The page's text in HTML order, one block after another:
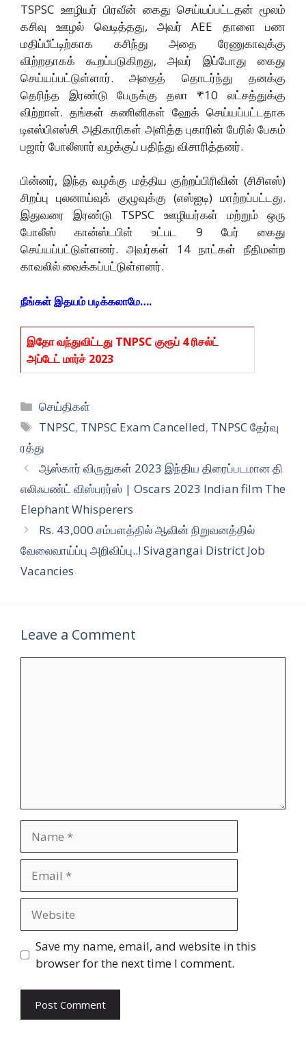
TSPSC ஊழியர் பிரவீன் கைது செய்யப்பட்டதன் மூலம்
கசிவு ஊழல் வெடித்தது, அவர் AEE தாளை பண
மதிப்பீட்டிற்காக கசிந்து அதை ரேணுகாவுக்கு
விற்றதாகக் கூறப்படுகிறது, அவர் இப்போது கைது
செய்யப்பட்டுள்ளார். அதைத் தொடர்ந்து தனக்கு
தெரிந்த இரண்டு பேருக்கு தலா ₹10 லட்சத்துக்கு
விற்றாள். தங்கள் கணினிகள் ஹேக் செய்யப்பட்டதாக
டிஎஸ்பிஎஸ்சி அதிகாரிகள் அளித்த புகாரின் பேரில் பேகம்
பஜார் போலீஸார் வழக்குப் பதிந்து விசாரித்தனர்.
பின்னர், இந்த வழக்கு மத்திய குற்றப்பிரிவின் (சிசிஎஸ்)
சிறப்பு புலனாய்வுக் குழுவுக்கு (எஸ்ஐடி) மாற்றப்பட்டது.
இதுவரை இரண்டு TSPSC ஊழியர்கள் மற்றும் ஒரு
போலீஸ் கான்ஸ்டபிள் உட்பட 9 பேர் கைது
செய்யப்பட்டுள்ளனர். அவர்கள் 14 நாட்கள் நீதிமன்ற
காவலில் வைக்கப்பட்டுள்ளனர்.
நீங்கள் இதயம் படிக்கலாமே….
இதோ வந்துவிட்டது TNPSC குரூப் 4 ரிசல்ட்
அப்டேட் மார்ச் 2023
Categories
செய்திகள்
Tags
TNPSC, TNPSC Exam Cancelled, TNPSC தேர்வு
ரத்து
ஆஸ்கார் விருதுகள் 2023 இந்திய திரைப்படமான தி
எலிஃபண்ட் விஸ்பரர்ஸ் | Oscars 2023 Indian film The
Elephant Whisperers
Rs. 43,000 சம்பளத்தில் ஆவின் நிறுவனத்தில்
வேலைவாய்ப்பு அறிவிப்பு..! Sivagangai District Job
Vacancies
Leave a Comment
Save my name, email, and website in this
browser for the next time I comment.